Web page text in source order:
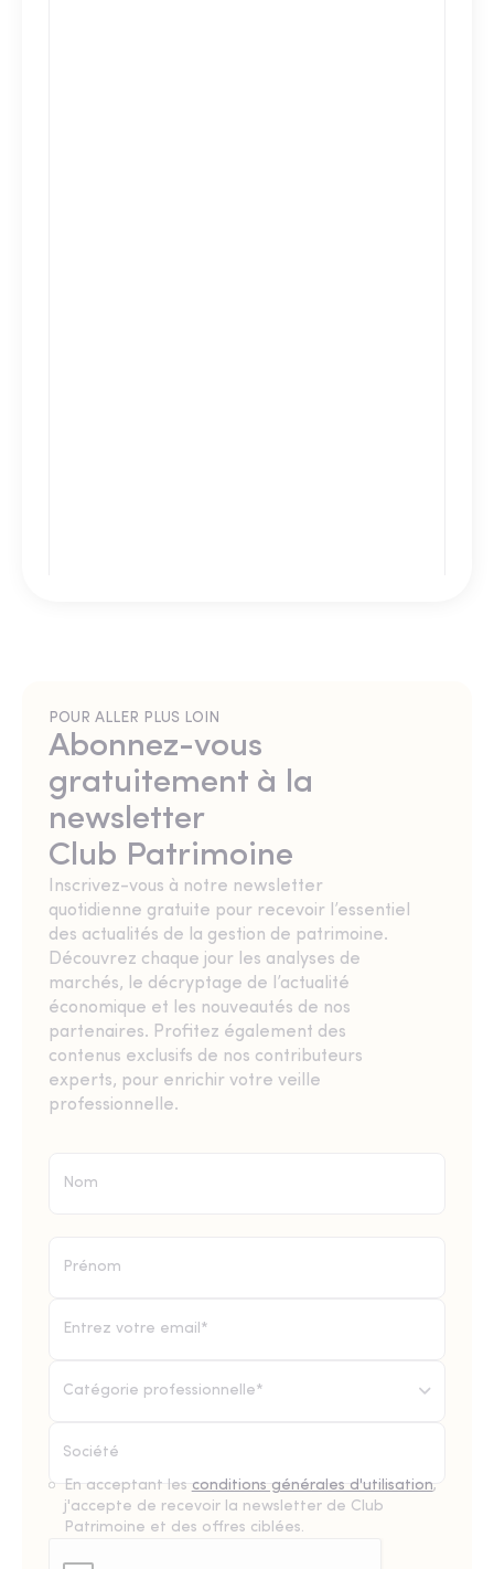
POUR ALLER PLUS LOIN
Abonnez-vous
gratuitement à la
newsletter
Club Patrimoine
Inscrivez-vous à notre newsletter
quotidienne gratuite pour recevoir l’essentiel
des actualités de la gestion de patrimoine.
Découvrez chaque jour les analyses de
marchés, le décryptage de l’actualité
économique et les nouveautés de nos
partenaires. Profitez également des
contenus exclusifs de nos contributeurs
experts, pour enrichir votre veille
professionnelle.
Catégorie professionnelle*
En acceptant les conditions générales d'utilisation,
j'accepte de recevoir la newsletter de Club
Patrimoine et des offres ciblées.